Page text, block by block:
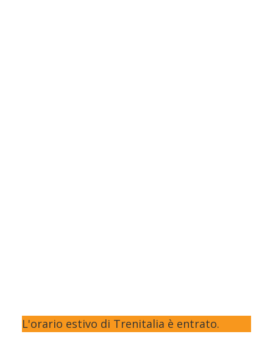
L'orario estivo di Trenitalia è entrato.